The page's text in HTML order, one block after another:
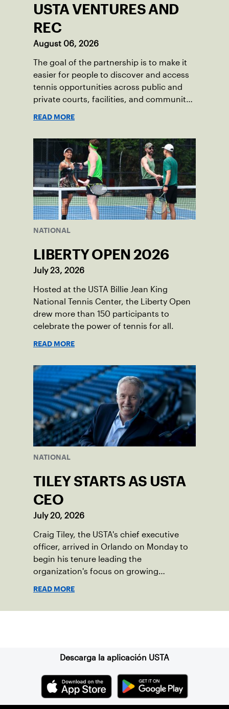
USTA VENTURES AND
REC
August 06, 2026
The goal of the partnership is to make it
easier for people to discover and access
tennis opportunities across public and
private courts, facilities, and community
READ MORE
NATIONAL
LIBERTY OPEN 2026
July 23, 2026
Hosted at the USTA Billie Jean King
National Tennis Center, the Liberty Open
drew more than 150 participants to
celebrate the power of tennis for all.
READ MORE
NATIONAL
TILEY STARTS AS USTA
CEO
July 20, 2026
Craig Tiley, the USTA's chief executive
officer, arrived in Orlando on Monday to
begin his tenure leading the
organization's focus on growing
READ MORE
Descarga la aplicación USTA